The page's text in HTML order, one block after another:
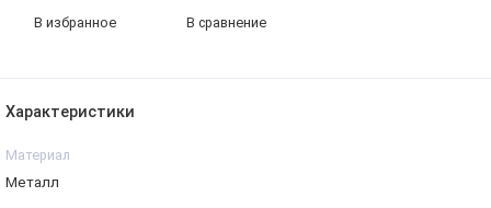
В избранное В сравнение
Характеристики
Материал
Металл